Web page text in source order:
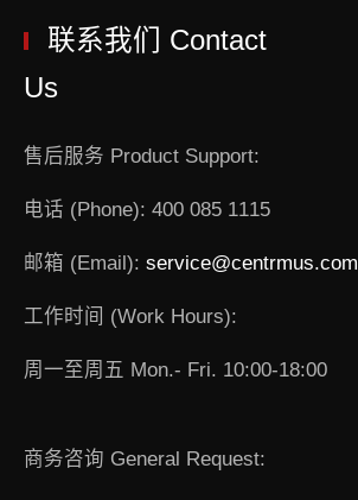
联系我们 Contact
Us
售后服务 Product Support:
电话 (Phone): 400 085 1115
邮箱 (Email): service@centrmus.com
工作时间 (Work Hours):
周一至周五 Mon.- Fri. 10:00-18:00
商务咨询 General Request: